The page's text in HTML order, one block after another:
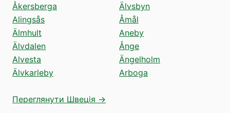
Åkersberga
Alingsås
Älmhult
Älvdalen
Alvesta
Älvkarleby
Älvsbyn
Åmål
Aneby
Ånge
Ängelholm
Arboga
Переглянути Швеція →